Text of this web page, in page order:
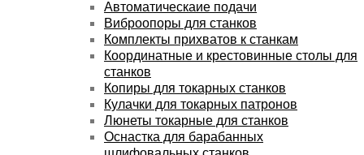
Автоматическаие подачи
Виброопоры для станков
Комплекты прихватов к станкам
Координатные и крестовинные столы для
станков
Копиры для токарных станков
Кулачки для токарных патронов
Люнеты токарные для станков
Оснастка для барабанных